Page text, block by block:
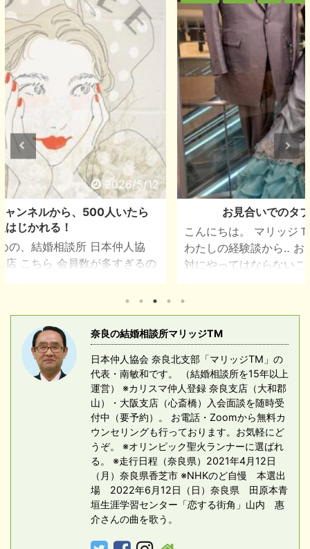
2026/4/9
お見合いでのタブー会話ベスト３女性編
こんにちは。 マリッジＴ・Ｍの南 敏和です。 今回は
わたしの経験談から‥ お見合いでの女性側から聞いた絶
対にやってはならないこと。 ベスト３ No.1 お見合い
会話中で なぜ今まで結婚しなかった「出来なかった」
等の質問は男性の印象を悪くしてしまう。 No.2 服
装 Tシャツ.ジャジーは 絶対ダメ （ネットでの
ZOOMお見合い含む） 「スーツ.ジャケット」着用が
必然 ネクタイははあまり気にしない。 No.3 今まで
のお見合い回数を女性側に聞くこと。 & ...
奈良の結婚相談所マリッジTM
日本仲人協会 奈良北支部「マリッジTM」の
代表・南敏和です。 （結婚相談所を15年以上
運営） ※カリスマ仲人登録 奈良支店（大和郡
山）・大阪支店（心斎橋）入会面談を随時受
付中（要予約）。 お電話・Zoomから無料カ
ウンセリングも行っております。お気軽にど
うぞ。 ※オリンピック聖火ランナーに選ばれ
る。 ※走行日程（奈良県）2021年4月12日
（月）奈良県香芝市 ※NHKのど自慢 本選出
場 2022年6月12日（日）奈良県 田原本青
垣生涯学習センター「恋する街角」山内 惠
介さんの曲を歌う。